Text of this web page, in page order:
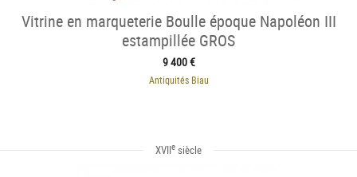
Vitrine en marqueterie Boulle époque Napoléon III
estampillée GROS
9 400 €
Antiquités Biau
XVIIe siècle